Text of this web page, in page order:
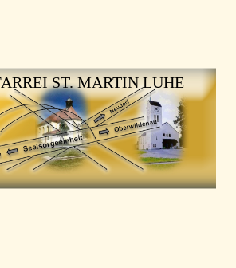
ST. MARTIN LUHE